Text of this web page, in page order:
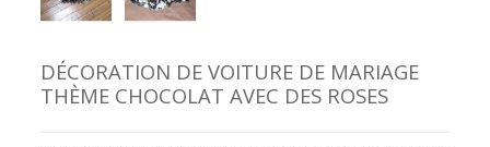
DÉCORATION DE VOITURE DE MARIAGE
THÈME CHOCOLAT AVEC DES ROSES